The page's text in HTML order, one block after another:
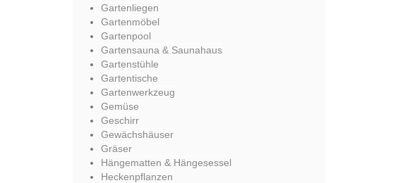
Gartenliegen
Gartenmöbel
Gartenpool
Gartensauna & Saunahaus
Gartenstühle
Gartentische
Gartenwerkzeug
Gemüse
Geschirr
Gewächshäuser
Gräser
Hängematten & Hängesessel
Heckenpflanzen